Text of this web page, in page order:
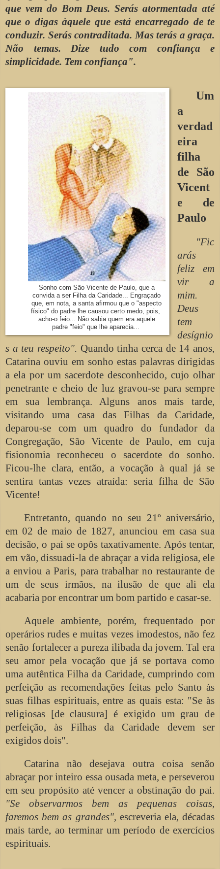
que vem do Bom Deus. Serás atormentada até
que o digas àquele que está encarregado de te
conduzir. Serás contraditada. Mas terás a graça.
Não temas. Dize tudo com confiança e
simplicidade. Tem confiança".
Sonho com São Vicente de Paulo, que a
convida a ser Filha da Caridade... Engraçado
que, em nota, a santa afirmou que o "aspecto
físico" do padre lhe causou certo medo, pois,
acho-o feio... Não sabia quem era aquele
padre "feio" que lhe aparecia...
Um
a
verdad
eira
filha
de São
Vicent
e de
Paulo
"Fic
arás
feliz em
vir a
mim.
Deus
tem
desígnio
s a teu respeito". Quando tinha cerca de 14 anos,
Catarina ouviu em sonho estas palavras dirigidas
a ela por um sacerdote desconhecido, cujo olhar
penetrante e cheio de luz gravou-se para sempre
em sua lembrança. Alguns anos mais tarde,
visitando uma casa das Filhas da Caridade,
deparou-se com um quadro do fundador da
Congregação, São Vicente de Paulo, em cuja
fisionomia reconheceu o sacerdote do sonho.
Ficou-lhe clara, então, a vocação à qual já se
sentira tantas vezes atraída: seria filha de São
Vicente!
Entretanto, quando no seu 21º aniversário,
em 02 de maio de 1827, anunciou em casa sua
decisão, o pai se opôs taxativamente. Após tentar,
em vão, dissuadi-la de abraçar a vida religiosa, ele
a enviou a Paris, para trabalhar no restaurante de
um de seus irmãos, na ilusão de que ali ela
acabaria por encontrar um bom partido e casar-se.
Aquele ambiente, porém, frequentado por
operários rudes e muitas vezes imodestos, não fez
senão fortalecer a pureza ilibada da jovem. Tal era
seu amor pela vocação que já se portava como
uma autêntica Filha da Caridade, cumprindo com
perfeição as recomendações feitas pelo Santo às
suas filhas espirituais, entre as quais esta: "Se às
religiosas [de clausura] é exigido um grau de
perfeição, às Filhas da Caridade devem ser
exigidos dois".
Catarina não desejava outra coisa senão
abraçar por inteiro essa ousada meta, e perseverou
em seu propósito até vencer a obstinação do pai.
"Se observarmos bem as pequenas coisas,
faremos bem as grandes", escreveria ela, décadas
mais tarde, ao terminar um período de exercícios
espirituais.